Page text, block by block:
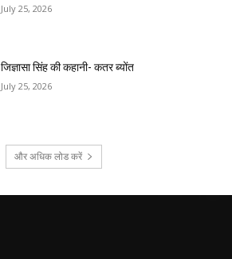
July 25, 2026
जिज्ञासा सिंह की कहानी- कतर ब्योंत
July 25, 2026
और अधिक लोड करें